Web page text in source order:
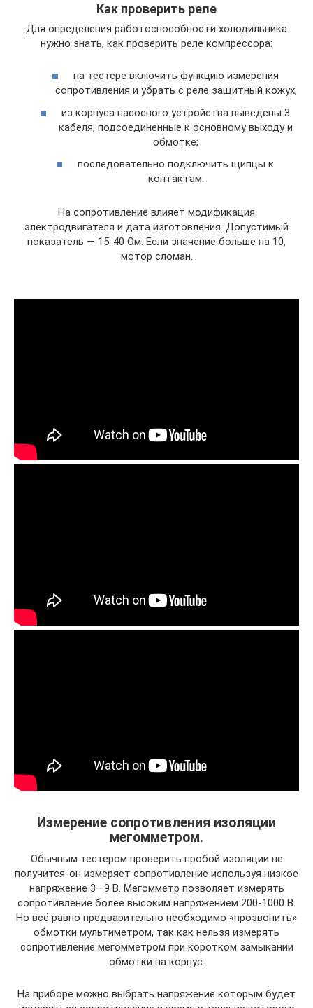
Как проверить реле
Для определения работоспособности холодильника
нужно знать, как проверить реле компрессора:
на тестере включить функцию измерения
сопротивления и убрать с реле защитный кожух;
из корпуса насосного устройства выведены 3
кабеля, подсоединенные к основному выходу и
обмотке;
последовательно подключить щипцы к
контактам.
На сопротивление влияет модификация
электродвигателя и дата изготовления. Допустимый
показатель — 15-40 Ом. Если значение больше на 10,
мотор сломан.
Измерение сопротивления изоляции
мегомметром.
Обычным тестером проверить пробой изоляции не
получится-он измеряет сопротивление используя низкое
напряжение 3—9 В. Мегомметр позволяет измерять
сопротивление более высоким напряжением 200-1000 В.
Но всё равно предварительно необходимо «прозвонить»
обмотки мультиметром, так как нельзя измерять
сопротивление мегомметром при коротком замыкании
обмотки на корпус.
На приборе можно выбрать напряжение которым будет